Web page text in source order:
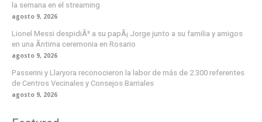
la semana en el streaming
agosto 9, 2026
Lionel Messi despidiÃ³ a su papÃ¡ Jorge junto a su familia y amigos
en una Ã­ntima ceremonia en Rosario
agosto 9, 2026
Passerini y Llaryora reconocieron la labor de más de 2.300 referentes
de Centros Vecinales y Consejos Barriales
agosto 9, 2026